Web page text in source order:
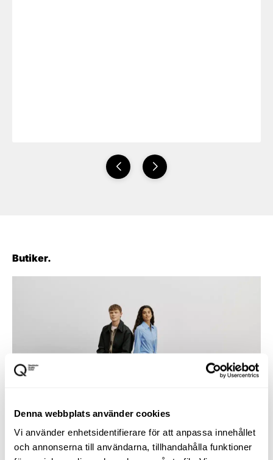
Denna webbplats använder cookies
Vi använder enhetsidentifierare för att anpassa innehållet
och annonserna till användarna, tillhandahålla funktioner
Butiker.